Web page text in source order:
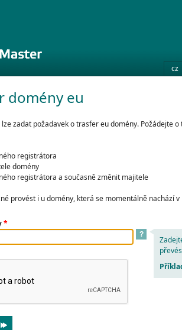
cz
domény eu
zadat požadavek o trasfer eu domény. Požádejte
registrátora
domény
registrátora a současně změnit majitele
provést i u domény, která se momentálně nachází
*
?